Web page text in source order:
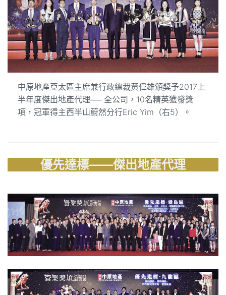
中原地產亞太區主席兼行政總裁黃偉雄頒獎予2017上
半年度傑出地產代理── 全公司，10名精英獲發獎
項，冠軍得主西半山蔚然分行Eric Yim（右5）。
優先達標——傑出地產代理